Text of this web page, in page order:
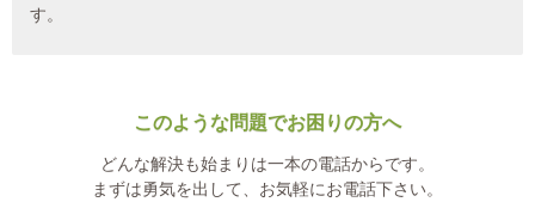
す。
このような問題でお困りの方へ
どんな解決も始まりは一本の電話からです。
まずは勇気を出して、お気軽にお電話下さい。